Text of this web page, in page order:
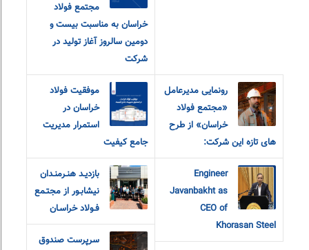
مجتمع فولاد
خراسان به مناسبت بیست و
دومین سالروز آغاز تولید در
شرکت
رونمایی مدیرعامل
«مجتمع فولاد
خراسان» از طرح
های تازه این شرکت:
موفقیت فولاد
خراسان در
استمرار مدیریت
جامع کیفیت
Engineer
Javanbakht as
CEO of
Khorasan Steel
بازديـد هنـرمنـدان
نيشابـور از مجتـمع
فـولاد خراسـان
سرپرست صندوق